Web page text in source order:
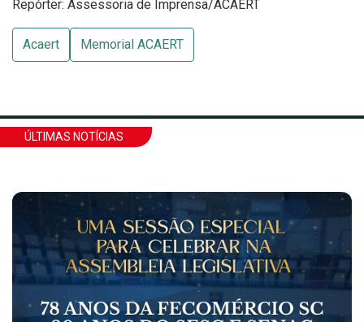
Repórter: Assessoria de Imprensa/ACAERT
Acaert Memorial ACAERT
ÚLTIMAS NOTÍCIAS